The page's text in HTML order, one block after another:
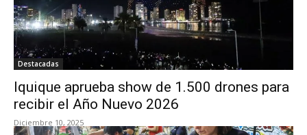
Destacadas
Iquique aprueba show de 1.500 drones para
recibir el Año Nuevo 2026
Diciembre 10, 2025